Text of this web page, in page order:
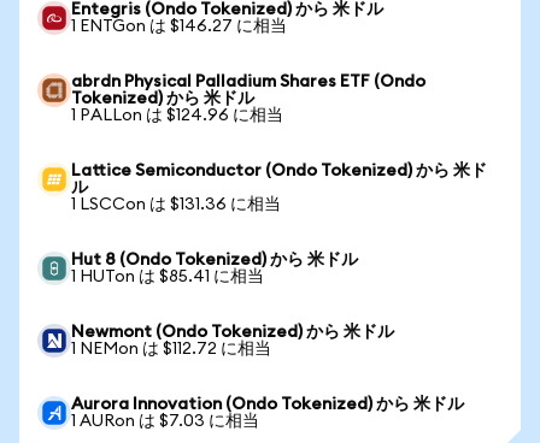
Entegris (Ondo Tokenized) から 米ドル
1 ENTGon は $146.27 に相当
abrdn Physical Palladium Shares ETF (Ondo
Tokenized) から 米ドル
1 PALLon は $124.96 に相当
Lattice Semiconductor (Ondo Tokenized) から 米ド
ル
1 LSCCon は $131.36 に相当
Hut 8 (Ondo Tokenized) から 米ドル
1 HUTon は $85.41 に相当
Newmont (Ondo Tokenized) から 米ドル
1 NEMon は $112.72 に相当
Aurora Innovation (Ondo Tokenized) から 米ドル
1 AURon は $7.03 に相当